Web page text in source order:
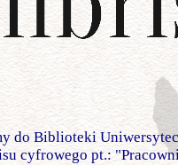
do Biblioteki
cyfrowego pt.: